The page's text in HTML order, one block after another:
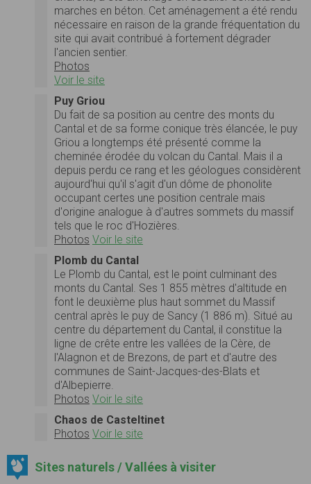
marches en béton. Cet aménagement a été rendu
nécessaire en raison de la grande fréquentation du
site qui avait contribué à fortement dégrader
l'ancien sentier.
Photos
Voir le site
Puy Griou
Du fait de sa position au centre des monts du
Cantal et de sa forme conique très élancée, le puy
Griou a longtemps été présenté comme la
cheminée érodée du volcan du Cantal. Mais il a
depuis perdu ce rang et les géologues considèrent
aujourd'hui qu'il s'agit d'un dôme de phonolite
occupant certes une position centrale mais
d'origine analogue à d'autres sommets du massif
tels que le roc d'Hozières.
Photos Voir le site
Plomb du Cantal
Le Plomb du Cantal, est le point culminant des
monts du Cantal. Ses 1 855 mètres d'altitude en
font le deuxième plus haut sommet du Massif
central après le puy de Sancy (1 886 m). Situé au
centre du département du Cantal, il constitue la
ligne de crête entre les vallées de la Cère, de
l'Alagnon et de Brezons, de part et d'autre des
communes de Saint-Jacques-des-Blats et
d'Albepierre.
Photos Voir le site
Chaos de Casteltinet
Photos Voir le site
Sites naturels / Vallées à visiter